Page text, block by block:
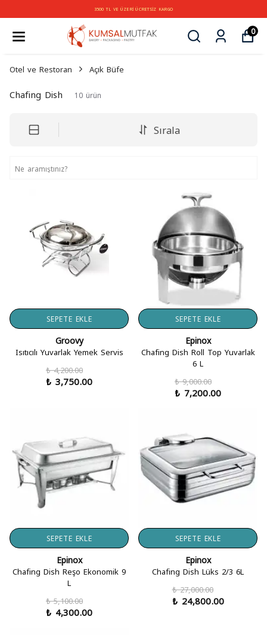
3500 TL VE ÜZERİ ÜCRETSİZ KARGO
0
Otel ve Restoran Açık Büfe
Chafing Dish 10 ürün
Sırala
SEPETE EKLE
Groovy
Isıtıcılı Yuvarlak Yemek Servis
₺ 4,200.00
₺ 3,750.00
SEPETE EKLE
Epinox
Chafing Dish Roll Top Yuvarlak
6 L
₺ 9,000.00
₺ 7,200.00
SEPETE EKLE
Epinox
Chafing Dish Reşo Ekonomik 9
L
₺ 5,100.00
₺ 4,300.00
SEPETE EKLE
Epinox
Chafing Dish Lüks 2/3 6L
₺ 27,000.00
₺ 24,800.00